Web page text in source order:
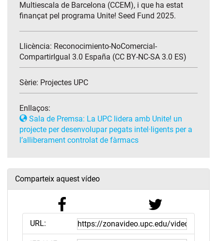
Multiescala de Barcelona (CCEM), i que ha estat
finançat pel programa Unite! Seed Fund 2025.
Llicència: Reconocimiento-NoComercial-
CompartirIgual 3.0 España (CC BY-NC-SA 3.0 ES)
Sèrie: Projectes UPC
Enllaços:
Sala de Premsa: La UPC lidera amb Unite! un
projecte per desenvolupar pegats intel·ligents per a
l’alliberament controlat de fàrmacs
Comparteix aquest vídeo
URL: